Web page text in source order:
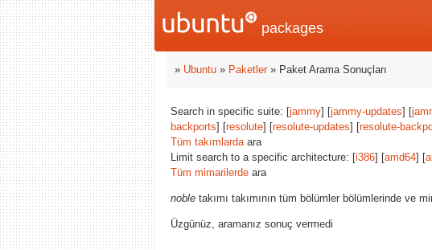
packages
» Ubuntu » Paketler» Paket Arama Sonuçları
Search in specific suite: [jammy] [jammy-updates] [
backports] [resolute] [resolute-updates] [resolute-
Tüm takımlardaara
Limit search to a specific architecture: [i386] [amd64] [
Tüm mimarilerde ara
noble takımı takımının tüm bölümler bölümlerinde ve
Üzgünüz, aramanız sonuç vermedi